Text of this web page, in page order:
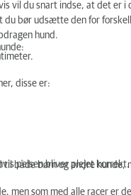
vil du snart indse, at det er
bør udsætte den for
hund.
disse er:
pelsen bliver plejet korrekt.
både børn og andre hunde,
men som med alle racer er